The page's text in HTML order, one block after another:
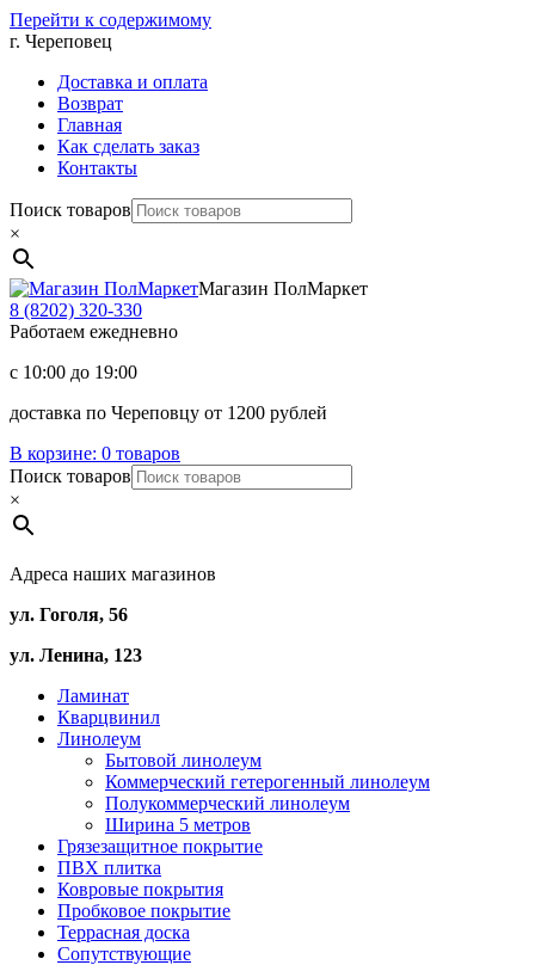
Перейти к содержимому
г. Череповец
Доставка и оплата
Возврат
Главная
Как сделать заказ
Контакты
Поиск товаров
×
Магазин ПолМаркет
8 (8202) 320-330
Работаем ежедневно
с 10:00 до 19:00
доставка по Череповцу от 1200 рублей
В корзине: 0 товаров
Поиск товаров
×
Адреса наших магазинов
ул. Гоголя, 56
ул. Ленина, 123
Ламинат
Кварцвинил
Линолеум
Бытовой линолеум
Коммерческий гетерогенный линолеум
Полукоммерческий линолеум
Ширина 5 метров
Грязезащитное покрытие
ПВХ плитка
Ковровые покрытия
Пробковое покрытие
Террасная доска
Сопутствующие